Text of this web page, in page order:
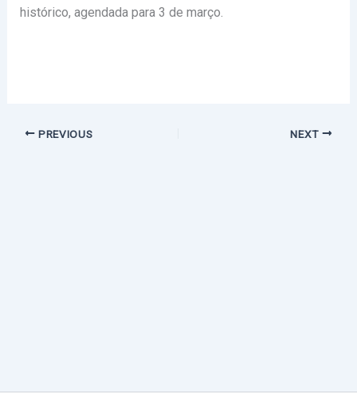
histórico, agendada para 3 de março.
PREVIOUS NEXT